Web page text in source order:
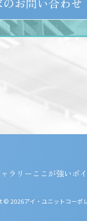
ラリー ここが強いポ
© 2026アイ・ユニットコーポ